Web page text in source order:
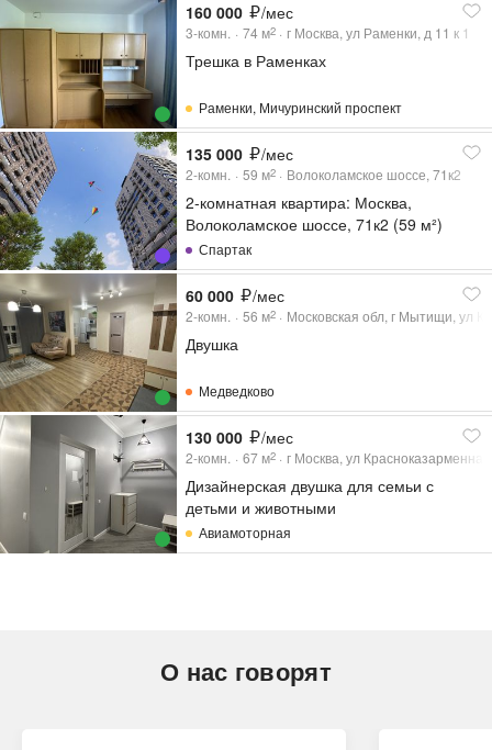
160 000 /мес
3-комн. 74 м2 г Москва, ул Раменки, д 11 к 1
Трешка в Раменках
Раменки, Мичуринский проспект
135 000 /мес
2-комн. 59 м2 Волоколамское шоссе, 71к2
2-комнатная квартира: Москва,
Волоколамское шоссе, 71к2 (59 м²)
Спартак
60 000 /мес
2-комн. 56 м2 Московская обл, г Мытищи, ул
Двушка
Медведково
130 000 /мес
2-комн. 67 м2 г Москва, ул
Дизайнерская двушка для семьи с
детьми и животными
Авиамоторная
О нас говорят